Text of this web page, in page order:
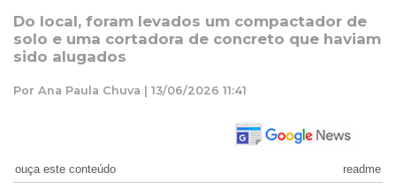
Do local, foram levados um compactador de
solo e uma cortadora de concreto que haviam
sido alugados
Por Ana Paula Chuva | 13/06/2026 11:41
ouça este conteúdo readme